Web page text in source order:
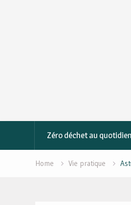
Zéro déchet au quotidien
Home Vie pratique